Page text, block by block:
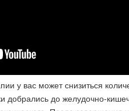
у вас может снизиться
добрались до желудочно-